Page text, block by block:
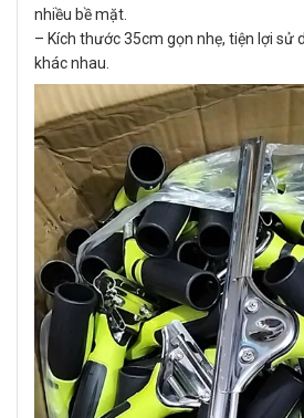
nhiều bề mặt.
– Kích thước 35cm gọn nhẹ, tiện lợi sử
khác nhau.